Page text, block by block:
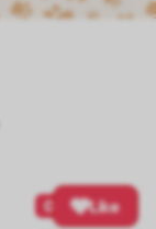
0 Like